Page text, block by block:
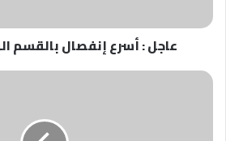
عاجل : أسرع إنفصال بالقسم
عاجل